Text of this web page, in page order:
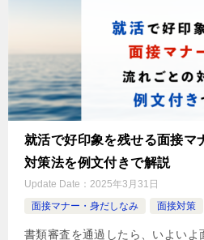
就活で好印象を残せる面接マ
対策法を例文付きで解説
Update Date： 2025年3月31日
面接マナー・身だしなみ
面接対策
書類審査を通過したら、いよいよ